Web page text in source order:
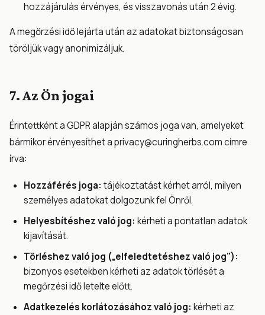
hozzájárulás érvényes, és visszavonás után 2 évig.
A megőrzési idő lejárta után az adatokat biztonságosan
töröljük vagy anonimizáljuk.
7. Az Ön jogai
Érintettként a GDPR alapján számos joga van, amelyeket
bármikor érvényesíthet aprivacy@curingherbs.comcímre
írva:
Hozzáférés joga: tájékoztatást kérhet arról, milyen
személyes adatokat dolgozunk fel Önről.
Helyesbítéshez való jog: kérheti a pontatlan adatok
kijavítását.
Törléshez való jog („elfeledtetéshez való jog"):
bizonyos esetekben kérheti az adatok törlését a
megőrzési idő letelte előtt.
Adatkezelés korlátozásához való jog: kérheti az